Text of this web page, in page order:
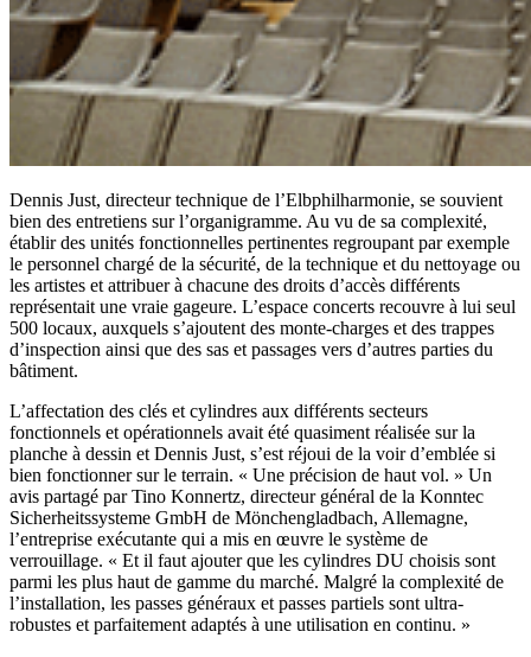
Dennis Just, directeur technique de l’Elbphilharmonie, se souvient
bien des entretiens sur l’organigramme. Au vu de sa complexité,
établir des unités fonctionnelles pertinentes regroupant par exemple
le personnel chargé de la sécurité, de la technique et du nettoyage ou
les artistes et attribuer à chacune des droits d’accès différents
représentait une vraie gageure. L’espace concerts recouvre à lui seul
500 locaux, auxquels s’ajoutent des monte-charges et des trappes
d’inspection ainsi que des sas et passages vers d’autres parties du
bâtiment.
L’affectation des clés et cylindres aux différents secteurs
fonctionnels et opérationnels avait été quasiment réalisée sur la
planche à dessin et Dennis Just, s’est réjoui de la voir d’emblée si
bien fonctionner sur le terrain. « Une précision de haut vol. » Un
avis partagé par Tino Konnertz, directeur général de la Konntec
Sicherheitssysteme GmbH de Mönchengladbach, Allemagne,
l’entreprise exécutante qui a mis en œuvre le système de
verrouillage. « Et il faut ajouter que les cylindres DU choisis sont
parmi les plus haut de gamme du marché. Malgré la complexité de
l’installation, les passes généraux et passes partiels sont ultra-
robustes et parfaitement adaptés à une utilisation en continu. »